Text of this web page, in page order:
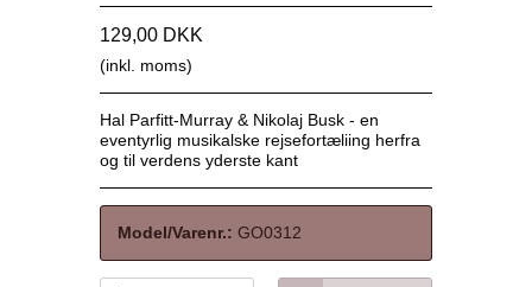
129,00 DKK
(inkl. moms)
Hal Parfitt-Murray & Nikolaj Busk - en
eventyrlig musikalske rejsefortæliing herfra
og til verdens yderste kant
Model/Varenr.: GO0312